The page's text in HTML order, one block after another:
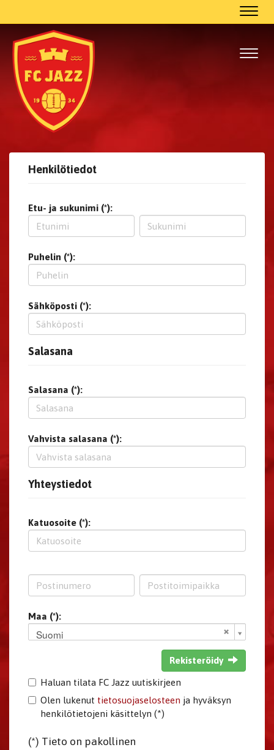
Henkilötiedot
Etu- ja sukunimi (*):
Puhelin (*):
Sähköposti (*):
Salasana
Salasana (*):
Vahvista salasana (*):
Yhteystiedot
Katuosoite (*):
Maa (*):
Suomi
Rekisteröidy
Haluan tilata FC Jazz uutiskirjeen
Olen lukenut tietosuojaselosteen ja hyväksyn
henkilötietojeni käsittelyn (*)
(*) Tieto on pakollinen